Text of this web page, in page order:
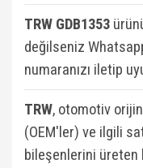
TRW GDB1353
değilseniz
numaranızı iletip
TRW, otomotiv
(OEM'ler) ve ilgili
bileşenlerini üreten